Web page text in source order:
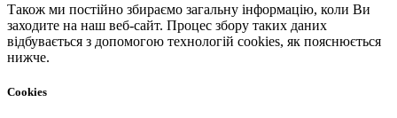
Також ми постійно збираємо загальну інформацію, коли Ви
заходите на наш веб-сайт. Процес збору таких даних
відбувається з допомогою технологій cookies, як пояснюється
нижче.
Cookies